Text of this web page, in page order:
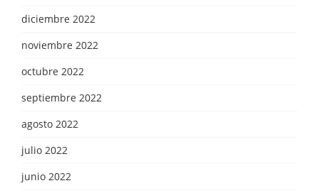
diciembre 2022
noviembre 2022
octubre 2022
septiembre 2022
agosto 2022
julio 2022
junio 2022